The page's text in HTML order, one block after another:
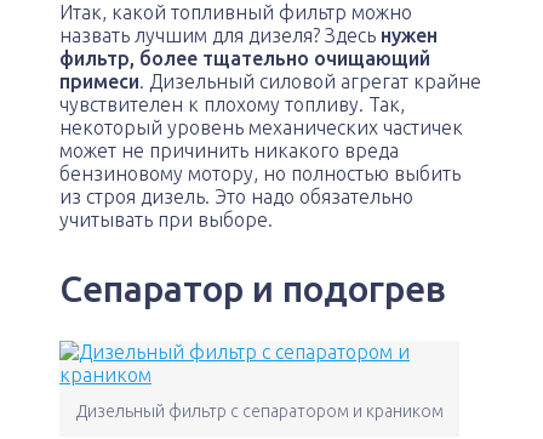
Итак, какой топливный фильтр можно
назвать лучшим для дизеля? Здесь нужен
фильтр, более тщательно очищающий
примеси. Дизельный силовой агрегат крайне
чувствителен к плохому топливу. Так,
некоторый уровень механических частичек
может не причинить никакого вреда
бензиновому мотору, но полностью выбить
из строя дизель. Это надо обязательно
учитывать при выборе.
Сепаратор и подогрев
Дизельный фильтр с сепаратором и краником